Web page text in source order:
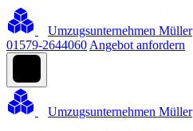
Umzugsunternehmen Müller
01579-2644060 Angebot anfordern
Umzugsunternehmen Müller